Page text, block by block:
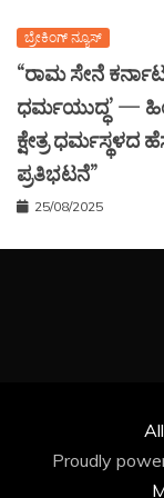
Proudly